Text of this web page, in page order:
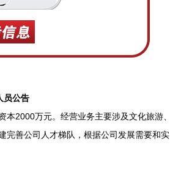
员公告
2000万元。经营业务主要涉及文化旅游、
完善公司人才梯队，根据公司发展需要和实